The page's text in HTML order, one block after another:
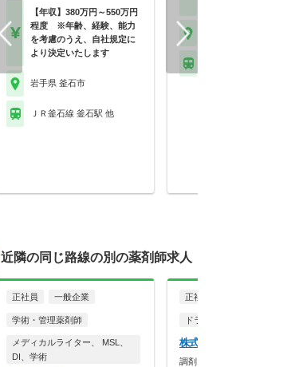
【年収】380万円～550万円
程度 ※年齢、経験、能力
を考慮のうえ、自社規定に
より決定いたします
岩手県 釜石市
ＪＲ釜石線 釜石駅 他
近隣の同じ路線の別の薬剤師求人
正社員 一般企業
学術・管理薬剤師
メディカルライター、 MSL、
DI、学術
正社員
ドラッグストア（調剤併設
株式会社ツルハ 釜石店
調剤＋OTCで成長！残業10